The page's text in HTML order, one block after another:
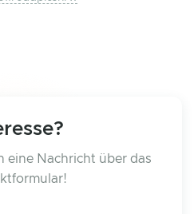
eine Nachricht über das